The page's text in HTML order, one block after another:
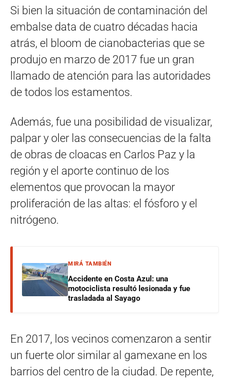
Si bien la situación de contaminación del
embalse data de cuatro décadas hacia
atrás, el bloom de cianobacterias que se
produjo en marzo de 2017 fue un gran
llamado de atención para las autoridades
de todos los estamentos.
Además, fue una posibilidad de visualizar,
palpar y oler las consecuencias de la falta
de obras de cloacas en Carlos Paz y la
región y el aporte continuo de los
elementos que provocan la mayor
proliferación de las altas: el fósforo y el
nitrógeno.
MIRÁ TAMBIÉN
Accidente en Costa Azul: una
motociclista resultó lesionada y fue
trasladada al Sayago
En 2017, los vecinos comenzaron a sentir
un fuerte olor similar al gamexane en los
barrios del centro de la ciudad. De repente,